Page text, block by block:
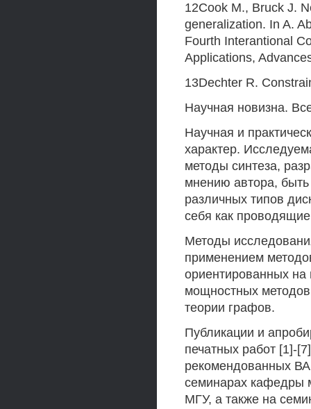
12Cook M., Bruck J.
generalization. In A.
Fourth Interantional
Applications,
13Dechter R.
Научная новизна.
Научная и
характер.
методы синтеза,
мнению автора,
различных типов
себя как
Методы
применением
ориентированных на
мощностных
теории графов.
Публикации и
печатных работ [1]-
рекомендованных
семинарах кафедры
МГУ, а также на